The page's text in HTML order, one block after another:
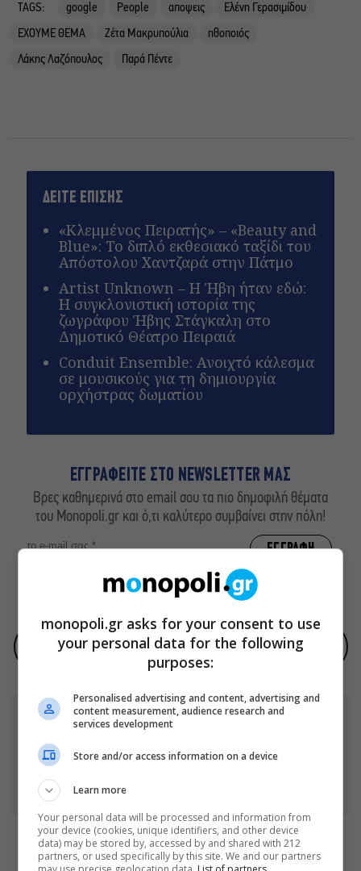
TAGS: google People αποψεις
Ελένη Γερασιμίδου
ΕΧΟΥΜΕ ΘΕΜΑ
Ζέτα Μακρυπούλια
ηθοποιός
Λάκης Λαζόπουλος
Παρά Πέντε
ΔΕΙΤΕ ΕΠΙΣΗΣ
«Κλεμμένος Πειρατής» – «Beauty and
Blue»: Το διπλό εκθεσιακό ταξίδι του
Απόστολου Χαντζαρά στην Πάτμο
Artist Unknown – Η Ήβη ήταν εδώ:
Η συγκλονιστική ιστορία της
ζωγράφου Ήβης Στάγκαλη στο
Δημοτικό Θέατρο Πειραιά
Conduit Ensemble: Ανοιχτό κάλεσμα
σε μουσικούς για τη δημιουργία
ορχήστρας δωματίου
ΕΓΓΡΑΦΕΙΤΕ ΣΤΟ NEWSLETTER ΜΑΣ
Βρες καθημερινά στο email σου τα πιο δημοφιλή θέματα
του Monopoli.gr και ό,τι καλύτερο συμβαίνει στην πόλη!
ΠΟΛΙΤΙΚΗ ΠΡΟΣΤΑΣΙΑΣ ΑΠΟΡΡΗΤΟΥ
Προσθήκη του monopoli.gr ως προτεινόμενη πηγή στην Google
ΟΛΕΣ ΤΙΣ ΕΙΔΗΣΕΙΣ ΤΗΣ ΗΜΕΡΑΣ
Οι «Τρωάδες» στην Επίδαυρο
monopoli.gr asks for your consent to use
your personal data for the following
purposes:
Personalised advertising and content, advertising and
content measurement, audience research and
services development
Store and/or access information on a device
Learn more
Your personal data will be processed and information from
your device (cookies, unique identifiers, and other device
data) may be stored by, accessed by and shared with 212
partners, or used specifically by this site. We and our partners